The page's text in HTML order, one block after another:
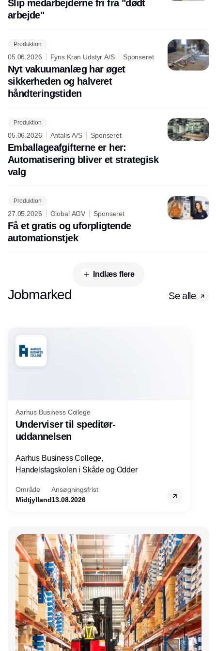
Slip medarbejderne fri fra "dødt
arbejde"
Produktion
05.06.2026 Fyns Kran Udstyr A/S Sponseret
Nyt vakuumanlæg har øget
sikkerheden og halveret
håndteringstiden
Produktion
05.06.2026 Antalis A/S Sponseret
Emballageafgifterne er her:
Automatisering bliver et strategisk
valg
Produktion
27.05.2026 Global AGV Sponseret
Få et gratis og uforpligtende
automationstjek
Indlæs flere
Jobmarked Se alle
Aarhus Business College
Underviser til speditør-
uddannelsen
Aarhus Business College,
Handelsfagskolen i Skåde og Odder
Område
Midtjylland
Ansøgningsfrist
13.08.2026
Annonce